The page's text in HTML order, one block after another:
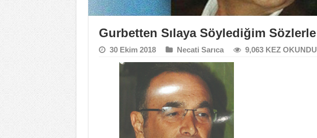
Gurbetten Sılaya Söylediğim Sözlerle
30 Ekim 2018 Necati Sarıca 9,063 KEZ OKUNDU